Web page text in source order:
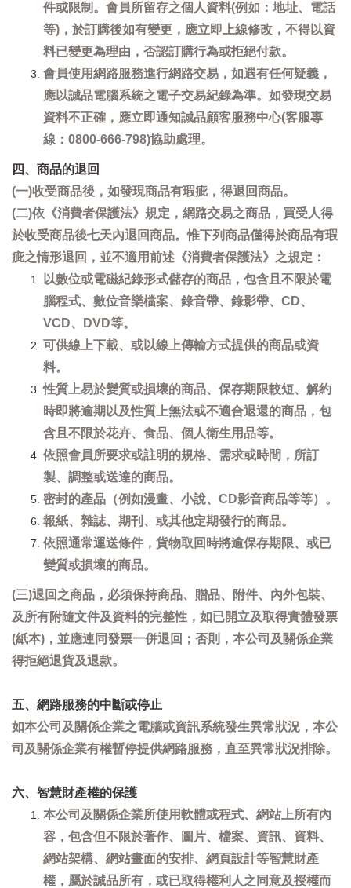
件或限制。會員所留存之個人資料(例如：地址、電話
等)，於訂購後如有變更，應立即上線修改，不得以資
料已變更為理由，否認訂購行為或拒絕付款。
會員使用網路服務進行網路交易，如遇有任何疑義，
應以誠品電腦系統之電子交易紀錄為準。如發現交易
資料不正確，應立即通知誠品顧客服務中心(客服專
線：0800-666-798)協助處理。
四、商品的退回
(一)收受商品後，如發現商品有瑕疵，得退回商品。
(二)依《消費者保護法》規定，網路交易之商品，買受人得
於收受商品後七天內退回商品。惟下列商品僅得於商品有瑕
疵之情形退回，並不適用前述《消費者保護法》之規定：
以數位或電磁紀錄形式儲存的商品，包含且不限於電
腦程式、數位音樂檔案、錄音帶、錄影帶、CD、
VCD、DVD等。
可供線上下載、或以線上傳輸方式提供的商品或資
料。
性質上易於變質或損壞的商品、保存期限較短、解約
時即將逾期以及性質上無法或不適合退還的商品，包
含且不限於花卉、食品、個人衛生用品等。
依照會員所要求或註明的規格、需求或時間，所訂
製、調整或送達的商品。
密封的產品（例如漫畫、小說、CD影音商品等等）。
報紙、雜誌、期刊、或其他定期發行的商品。
依照通常運送條件，貨物取回時將逾保存期限、或已
變質或損壞的商品。
(三)退回之商品，必須保持商品、贈品、附件、內外包裝、
及所有附隨文件及資料的完整性，如已開立及取得實體發票
(紙本)，並應連同發票一併退回；否則，本公司及關係企業
得拒絕退貨及退款。
五、網路服務的中斷或停止
如本公司及關係企業之電腦或資訊系統發生異常狀況，本公
司及關係企業有權暫停提供網路服務，直至異常狀況排除。
六、智慧財產權的保護
本公司及關係企業所使用軟體或程式、網站上所有內
容，包含但不限於著作、圖片、檔案、資訊、資料、
網站架構、網站畫面的安排、網頁設計等智慧財產
權，屬於誠品所有，或已取得權利人之同意及授權而